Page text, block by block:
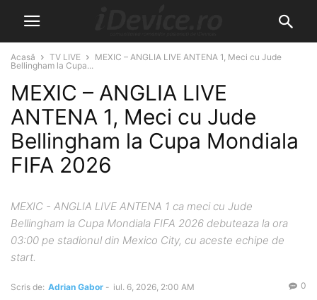
Acasă TV LIVE
MEXIC – ANGLIA LIVE ANTENA 1, Meci cu Jude
Bellingham la Cupa...
MEXIC – ANGLIA LIVE
ANTENA 1, Meci cu Jude
Bellingham la Cupa Mondiala
FIFA 2026
MEXIC - ANGLIA LIVE ANTENA 1 ca meci cu Jude
Bellingham la Cupa Mondiala FIFA 2026 debuteaza la ora
03:00 pe stadionul din Mexico City, cu aceste echipe de
start.
Scris de: Adrian Gabor - iul. 6, 2026, 2:00 AM 0